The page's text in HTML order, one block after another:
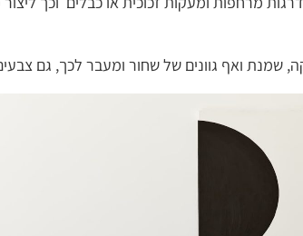
שמנת ואף גוונים של שחור ומעבר לכך, גם